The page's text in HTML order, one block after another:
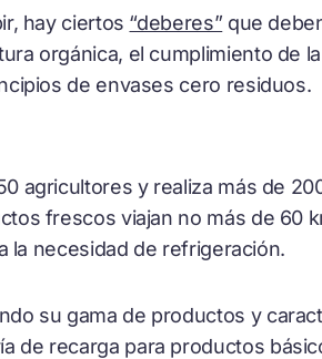
hay ciertos “deberes” que
orgánica, el cumplimiento de
de envases cero residuos.
agricultores y realiza más de
frescos viajan no más de 60
la necesidad de refrigeración.
su gama de productos y
de recarga para productos